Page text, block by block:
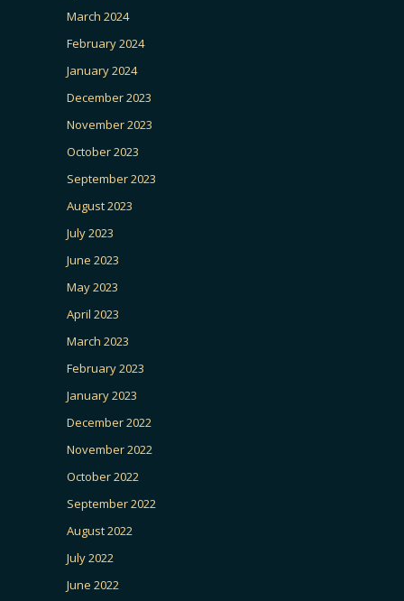
March 2024
February 2024
January 2024
December 2023
November 2023
October 2023
September 2023
August 2023
July 2023
June 2023
May 2023
April 2023
March 2023
February 2023
January 2023
December 2022
November 2022
October 2022
September 2022
August 2022
July 2022
June 2022